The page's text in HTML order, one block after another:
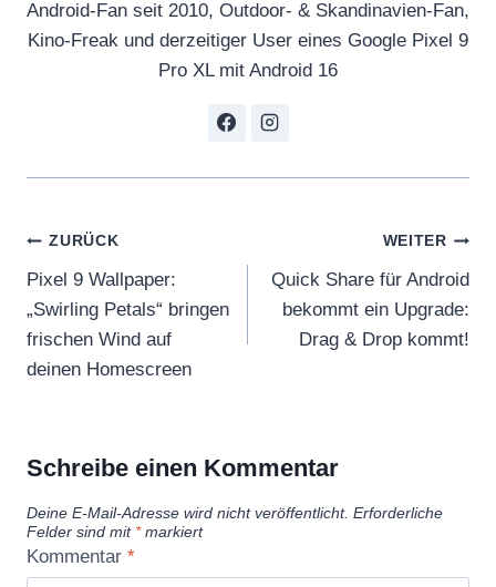
Android-Fan seit 2010, Outdoor- & Skandinavien-Fan,
Kino-Freak und derzeitiger User eines Google Pixel 9
Pro XL mit Android 16
Beitragsnavigation
ZURÜCK
Pixel 9 Wallpaper:
„Swirling Petals“ bringen
frischen Wind auf
deinen Homescreen
WEITER
Quick Share für Android
bekommt ein Upgrade:
Drag & Drop kommt!
Schreibe einen Kommentar
Deine E-Mail-Adresse wird nicht veröffentlicht. Erforderliche
Felder sind mit *markiert
Kommentar *